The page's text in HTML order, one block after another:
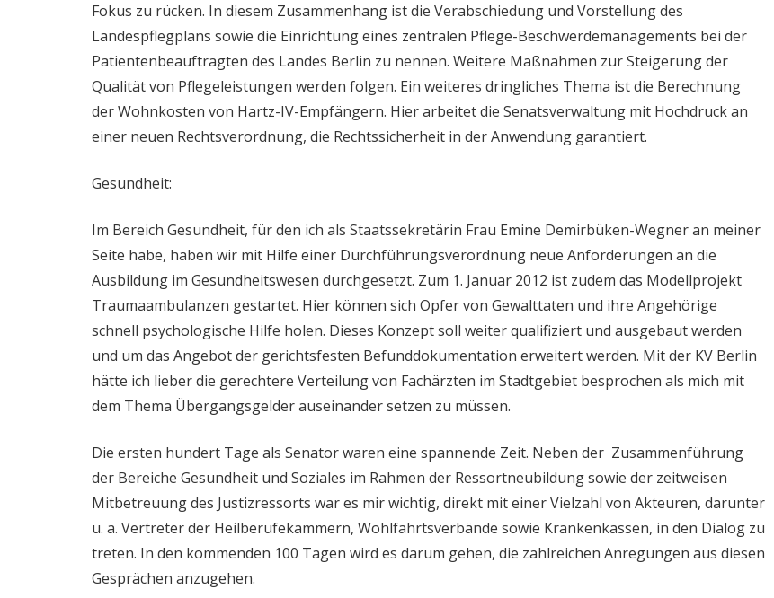
Fokus zu rücken. In diesem Zusammenhang ist die Verabschiedung und Vorstellung des
Landespflegplans sowie die Einrichtung eines zentralen Pflege-Beschwerdemanagements bei der
Patientenbeauftragten des Landes Berlin zu nennen. Weitere Maßnahmen zur Steigerung der
Qualität von Pflegeleistungen werden folgen. Ein weiteres dringliches Thema ist die Berechnung
der Wohnkosten von Hartz-IV-Empfängern. Hier arbeitet die Senatsverwaltung mit Hochdruck an
einer neuen Rechtsverordnung, die Rechtssicherheit in der Anwendung garantiert.
Gesundheit:
Im Bereich Gesundheit, für den ich als Staatssekretärin Frau Emine Demirbüken-Wegner an meiner
Seite habe, haben wir mit Hilfe einer Durchführungsverordnung neue Anforderungen an die
Ausbildung im Gesundheitswesen durchgesetzt. Zum 1. Januar 2012 ist zudem das Modellprojekt
Traumaambulanzen gestartet. Hier können sich Opfer von Gewalttaten und ihre Angehörige
schnell psychologische Hilfe holen. Dieses Konzept soll weiter qualifiziert und ausgebaut werden
und um das Angebot der gerichtsfesten Befunddokumentation erweitert werden. Mit der KV Berlin
hätte ich lieber die gerechtere Verteilung von Fachärzten im Stadtgebiet besprochen als mich mit
dem Thema Übergangsgelder auseinander setzen zu müssen.
Die ersten hundert Tage als Senator waren eine spannende Zeit. Neben der Zusammenführung
der Bereiche Gesundheit und Soziales im Rahmen der Ressortneubildung sowie der zeitweisen
Mitbetreuung des Justizressorts war es mir wichtig, direkt mit einer Vielzahl von Akteuren, darunter
u. a. Vertreter der Heilberufekammern, Wohlfahrtsverbände sowie Krankenkassen, in den Dialog zu
treten. In den kommenden 100 Tagen wird es darum gehen, die zahlreichen Anregungen aus diesen
Gesprächen anzugehen.